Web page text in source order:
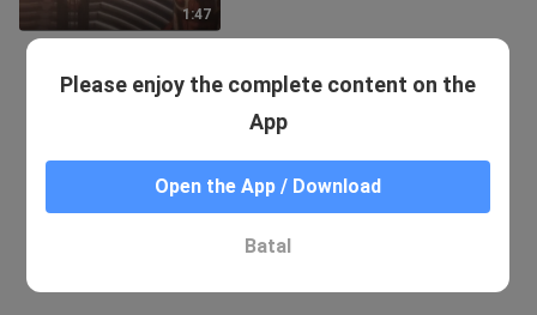
1:47
Please enjoy the complete content on the
App
Open the App / Download
Batal